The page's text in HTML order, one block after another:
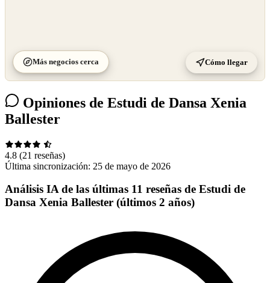
Más negocios cerca Cómo llegar
Opiniones de Estudi de Dansa Xenia
Ballester
4.8 (21 reseñas)
Última sincronización: 25 de mayo de 2026
Análisis IA de las últimas 11 reseñas de Estudi de
Dansa Xenia Ballester (últimos 2 años)